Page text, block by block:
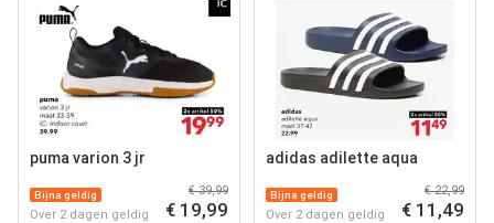
puma varion 3 jr
Bijna geldig
Over 2 dagen geldig
€ 39,99
€ 19,99
adidas adilette aqua
Bijna geldig
Over 2 dagen geldig
€ 22,99
€ 11,49